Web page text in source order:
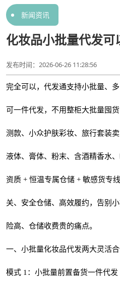
新闻资讯
化妆品小批量代发可
发布时间：2026-06-26 11:28:56
完全可以，代发通支持小批量、
可一件代发，不用整柜大批量囤
测款、小众护肤彩妆、旅行套装
液体、膏体、粉末、含酒精香水
资质 + 恒温专属仓储 + 敏感货专
关、安全仓储、高效履约，告别
险高、仓储收费贵的痛点。
一、小批量化妆品代发两大灵活
模式 1：小批量前置备货一件代发